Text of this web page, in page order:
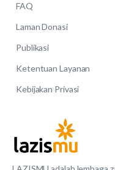
FAQ
Laman Donasi
Publikasi
Ketentuan Layanan
Kebijakan Privasi